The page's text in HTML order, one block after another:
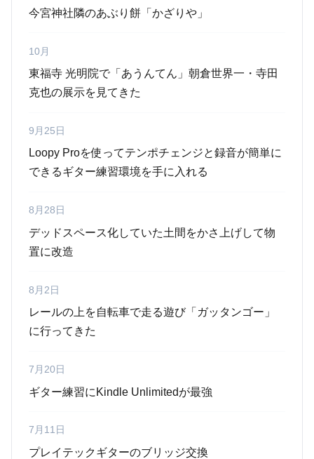
今宮神社隣のあぶり餅「かざりや」
10月
東福寺 光明院で「あうんてん」朝倉世界一・寺田
克也の展示を見てきた
9月25日
Loopy Proを使ってテンポチェンジと録音が簡単に
できるギター練習環境を手に入れる
8月28日
デッドスペース化していた土間をかさ上げして物
置に改造
8月2日
レールの上を自転車で走る遊び「ガッタンゴー」
に行ってきた
7月20日
ギター練習にKindle Unlimitedが最強
7月11日
プレイテックギターのブリッジ交換